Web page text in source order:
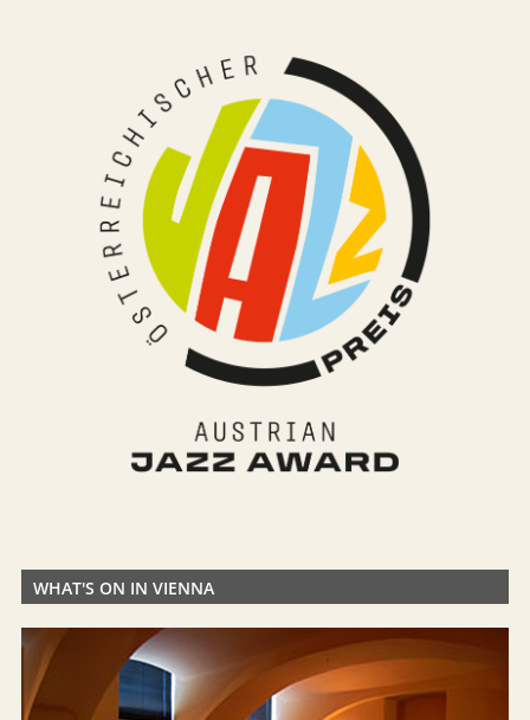
WHAT'S ON IN VIENNA